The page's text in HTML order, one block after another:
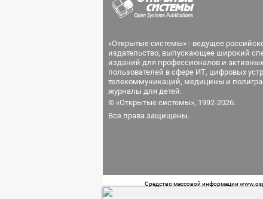
«Открытые системы» - ведущее
издательство, выпускающее широкий
изданий для профессионалов и активных
пользователей в сфере ИТ, цифровых
телекоммуникаций, медицины и
журналы для детей.
© «Открытые системы», 1992-2026.
Все права защищены.
Средство массовой информации